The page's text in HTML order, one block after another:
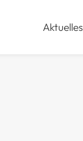
Aktuelles